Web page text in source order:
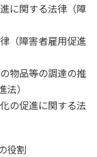
に関する法律（障
（障害者雇用促進
物品等の調達の推
）
の促進に関する法
役割